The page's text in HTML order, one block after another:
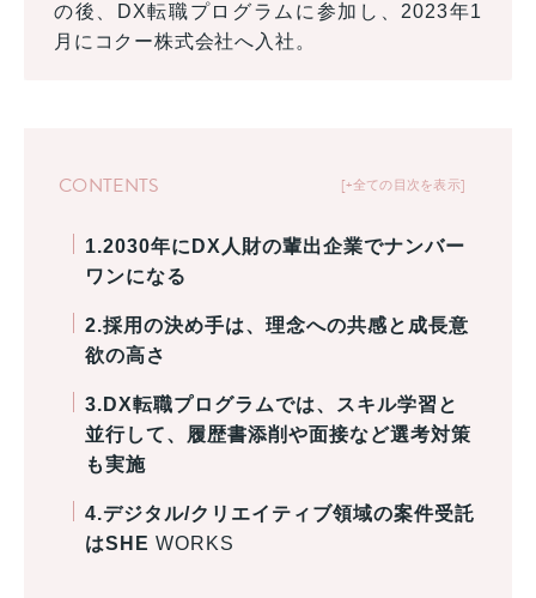
の後、DX転職プログラムに参加し、2023年1
月にコクー株式会社へ入社。
+全ての目次を表示
CONTENTS
1.2030年にDX人財の輩出企業でナンバー
ワンになる
2.採用の決め手は、理念への共感と成長意
欲の高さ
3.DX転職プログラムでは、スキル学習と
並行して、履歴書添削や面接など選考対策
も実施
4.デジタル/クリエイティブ領域の案件受託
はSHE WORKS